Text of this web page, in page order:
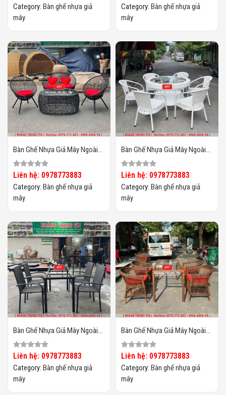
Category: Bàn ghế nhựa giả
mây
Category: Bàn ghế nhựa giả
mây
Bàn Ghế Nhựa Giả Mây Ngoài
Trời HTT133
Liên hệ: 0978773883
Category: Bàn ghế nhựa giả
mây
Bàn Ghế Nhựa Giả Mây Ngoài
Trời HTT132
Liên hệ: 0978773883
Category: Bàn ghế nhựa giả
mây
Bàn Ghế Nhựa Giả Mây Ngoài
Trời HTT131
Liên hệ: 0978773883
Category: Bàn ghế nhựa giả
mây
Bàn Ghế Nhựa Giả Mây Ngoài
Trời HTT130
Liên hệ: 0978773883
Category: Bàn ghế nhựa giả
mây